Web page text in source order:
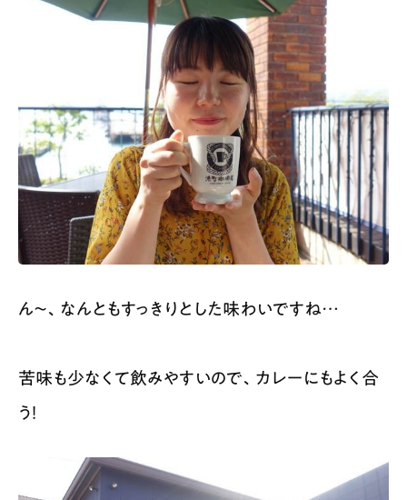
ん〜、なんともすっきりとした味わいですね…
苦味も少なくて飲みやすいので、カレーにもよく合
う！